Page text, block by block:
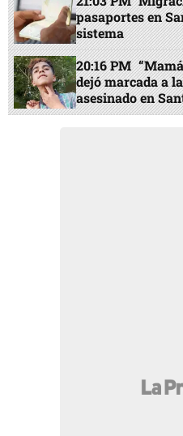
pasaportes en
sistema
20:16 PM
dejó marcada a
asesinado en